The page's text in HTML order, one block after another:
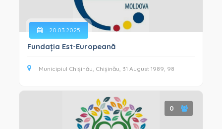
20.03.2025
Fundația Est-Europeană
Municipiul Chișinău, Chișinău, 31 August 1989, 98
0